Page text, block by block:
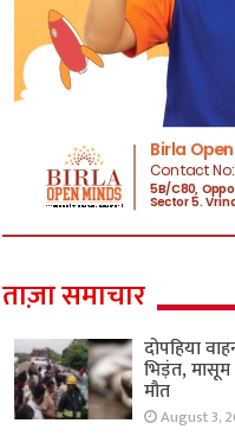
ताज़ा समाचार
दोपहिया
भिड़ंत,
मौत
August 3,